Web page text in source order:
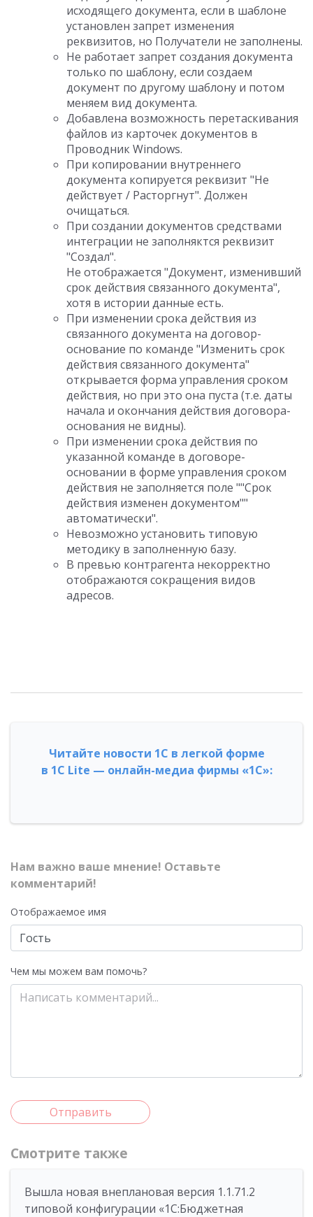
исходящего документа, если в шаблоне
установлен запрет изменения
реквизитов, но Получатели не заполнены.
Не работает запрет создания документа
только по шаблону, если создаем
документ по другому шаблону и потом
меняем вид документа.
Добавлена возможность перетаскивания
файлов из карточек документов в
Проводник Windows.
При копировании внутреннего
документа копируется реквизит "Не
действует / Расторгнут". Должен
очищаться.
При создании документов средствами
интеграции не заполняктся реквизит
"Создал".
Не отображается "Документ, изменивший
срок действия связанного документа",
хотя в истории данные есть.
При изменении срока действия из
связанного документа на договор-
основание по команде "Изменить срок
действия связанного документа"
открывается форма управления сроком
действия, но при это она пуста (т.е. даты
начала и окончания действия договора-
основания не видны).
При изменении срока действия по
указанной команде в договоре-
основании в форме управления сроком
действия не заполняется поле ""Срок
действия изменен документом""
автоматически".
Невозможно установить типовую
методику в заполненную базу.
В превью контрагента некорректно
отображаются сокращения видов
адресов.
Читайте новости 1С в легкой форме
в 1С Lite — онлайн-медиа фирмы «1С»:
Нам важно ваше мнение! Оставьте
комментарий!
Отображаемое имя
Чем мы можем вам помочь?
Отправить
Смотрите также
Вышла новая внеплановая версия 1.1.71.2
типовой конфигурации «1C:Бюджетная